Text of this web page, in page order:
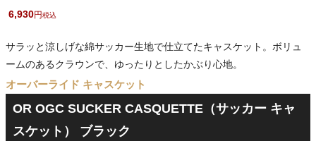
6,930 税込
サラッと涼しげな綿サッカー生地で仕立てたキャスケット。ボリュ
ームのあるクラウンで、ゆったりとしたかぶり心地。
オーバーライド キャスケット
OR OGC SUCKER CASQUETTE（サッカー キャ
スケット） ブラック